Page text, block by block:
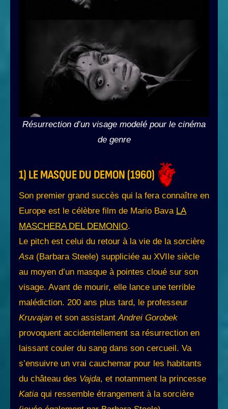
Résurrection d’un visage modelé pour le cinéma
de genre
1) LE MASQUE DU DEMON (1960)
Son premier grand succès qui la fera connaître en
Europe est le célèbre film de Mario Bava LA
MASCHERA DEL DEMONIO.
Le pitch est celui du retour à la vie de la sorcière
Asa (Barbara Steele) suppliciée au XVIIe siècle
au moyen d’un masque à pointes cloué sur son
visage. Avant de mourir, elle lance une terrible
malédiction. 200 ans plus tard, le professeur
Kruvajan et son assistantAndrei Gorobek
provoquent accidentellement sa résurrection en
laissant couler du sang dans son cercueil. Va
s’ensuivre un vrai cauchemar pour les habitants
du château des Vajda, et notamment la princesse
Katia qui ressemble étrangement à la sorcière